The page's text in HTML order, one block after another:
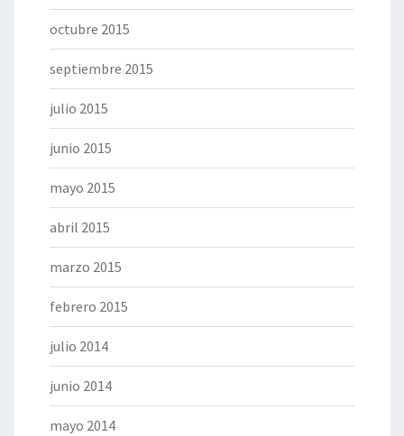
octubre 2015
septiembre 2015
julio 2015
junio 2015
mayo 2015
abril 2015
marzo 2015
febrero 2015
julio 2014
junio 2014
mayo 2014